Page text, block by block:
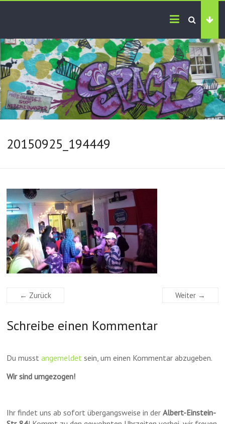
20150925_194449
← Zurück Weiter →
Schreibe einen Kommentar
Du musstangemeldet sein, um einen Kommentar abzugeben.
Wir sind umgezogen!
Ihr findet uns ab sofort übergangsweise in derAlbert-Einstein-